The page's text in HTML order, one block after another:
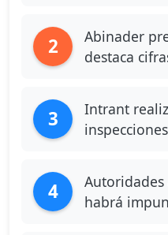
2
Abinader
destaca
3
Intrant
4
habrá